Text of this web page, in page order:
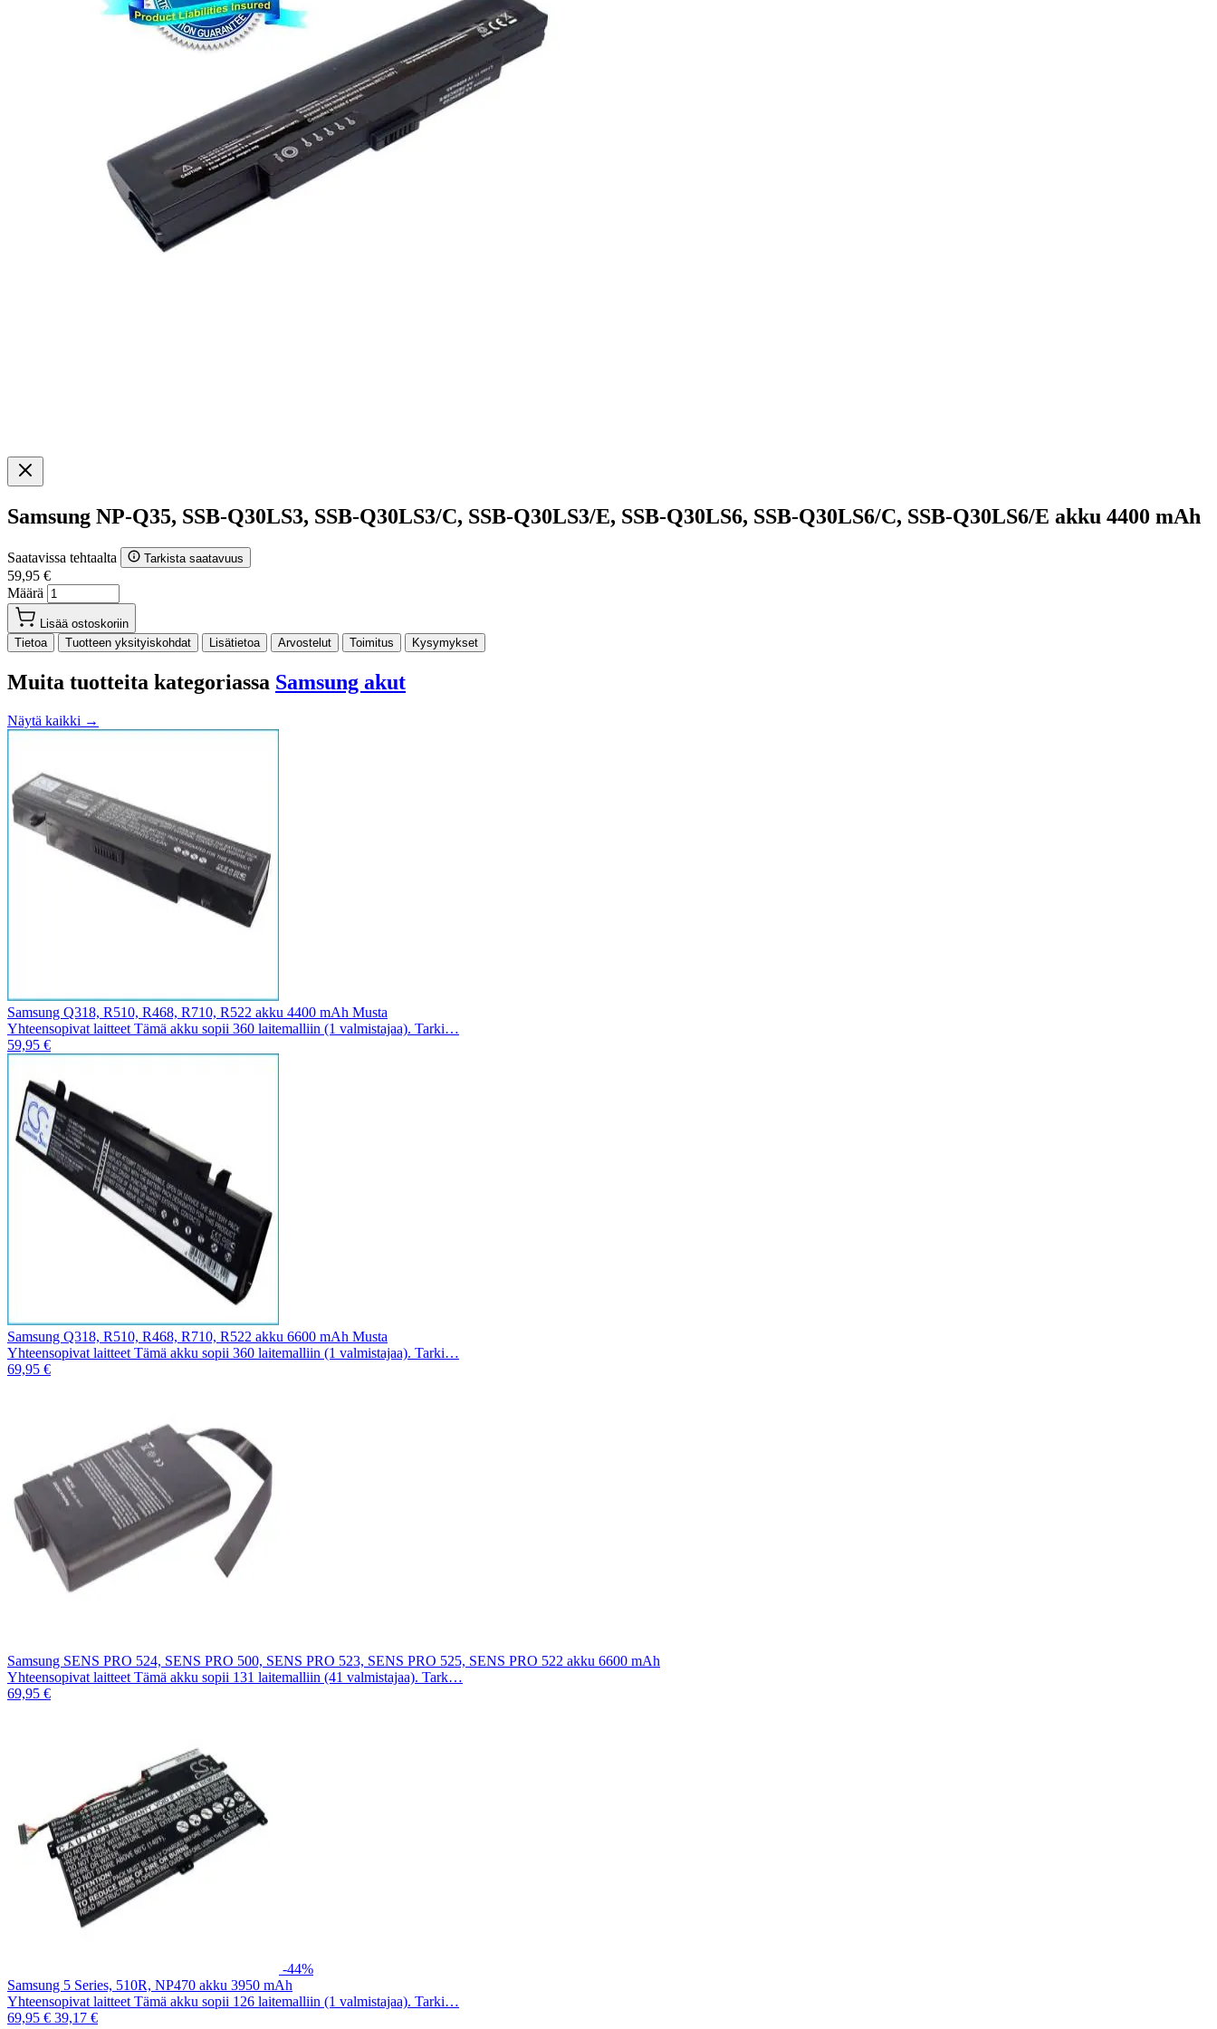
Samsung NP-Q35, SSB-Q30LS3, SSB-Q30LS3/C, SSB-Q30LS3/E, SSB-Q30LS6, SSB-Q30LS6/C, SSB-Q30LS6/E akku 4400 mAh
Saatavissa tehtaalta Tarkista saatavuus
59,95 €
Määrä
Lisää ostoskoriin
Tietoa
Tuotteen yksityiskohdat Lisätietoa Arvostelut Toimitus Kysymykset
Muita tuotteita kategoriassa Samsung akut
Näytä kaikki →
Samsung Q318, R510, R468, R710, R522 akku 4400 mAh Musta
Yhteensopivat laitteet Tämä akku sopii 360 laitemalliin (1 valmistajaa). Tarki…
59,95 €
Samsung Q318, R510, R468, R710, R522 akku 6600 mAh Musta
Yhteensopivat laitteet Tämä akku sopii 360 laitemalliin (1 valmistajaa). Tarki…
69,95 €
Samsung SENS PRO 524, SENS PRO 500, SENS PRO 523, SENS PRO 525, SENS PRO 522 akku 6600 mAh
Yhteensopivat laitteet Tämä akku sopii 131 laitemalliin (41 valmistajaa). Tark…
69,95 €
-44%
Samsung 5 Series, 510R, NP470 akku 3950 mAh
Yhteensopivat laitteet Tämä akku sopii 126 laitemalliin (1 valmistajaa). Tarki…
69,95 € 39,17 €